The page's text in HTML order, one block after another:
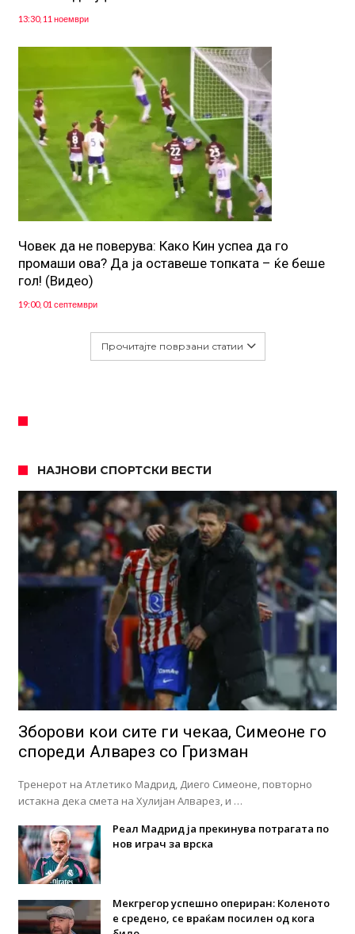
13:30, 11 ноември
Човек да не поверува: Како Кин успеа да го
промаши ова? Да ја оставеше топката – ќе беше
гол! (Видео)
19:00, 01 септември
Прочитајте поврзани статии
НАЈНОВИ СПОРТСКИ ВЕСТИ
Зборови кои сите ги чекаа, Симеоне го
спореди Алварез со Гризман
Тренерот на Атлетико Мадрид, Диего Симеоне, повторно
истакна дека смета на Хулијан Алварез, и …
Реал Мадрид ја прекинува потрагата по
нов играч за врска
Мекгрегор успешно опериран: Коленото
е средено, се враќам посилен од кога